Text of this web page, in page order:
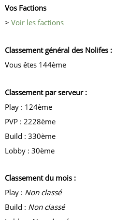
Vos Factions
> Voir les factions
Classement général des Nolifes :
Vous êtes 144ème
Classement par serveur :
Play : 124ème
PVP : 2228ème
Build : 330ème
Lobby : 30ème
Classement du mois :
Play : Non classé
Build : Non classé